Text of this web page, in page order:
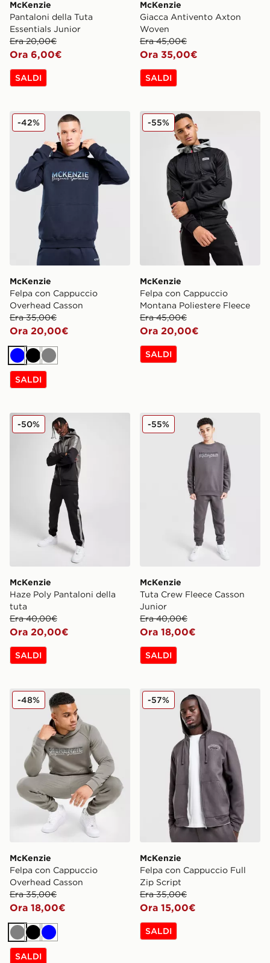
McKenzie
Pantaloni della Tuta
Essentials Junior
Era 20,00€
Ora 6,00€
SALDI
McKenzie
Giacca Antivento Axton
Woven
Era 45,00€
Ora 35,00€
SALDI
McKenzie Felpa con Cappuccio Overhead Casson
McKenzie
Felpa con Cappuccio
Overhead Casson
Era 35,00€
Ora 20,00€
-42%
BluNeroGrigio
SALDI
McKenzie Felpa con
McKenzie
Felpa con Cappuccio
Montana Poliestere Fleece
Era 45,00€
Ora 20,00€
-55%
SALDI
McKenzie Haze Poly Pantaloni della tuta
McKenzie
Haze Poly Pantaloni della
tuta
Era 40,00€
Ora 20,00€
-50%
SALDI
McKenzie Tuta Crew
McKenzie
Tuta Crew Fleece Casson
Junior
Era 40,00€
Ora 18,00€
-55%
SALDI
McKenzie Felpa con Cappuccio Overhead Casson
McKenzie
Felpa con Cappuccio
Overhead Casson
Era 35,00€
Ora 18,00€
-48%
Grigio
Nero
Blu
SALDI
McKenzie Felpa con
McKenzie
Felpa con Cappuccio Full
Zip Script
Era 35,00€
Ora 15,00€
-57%
SALDI